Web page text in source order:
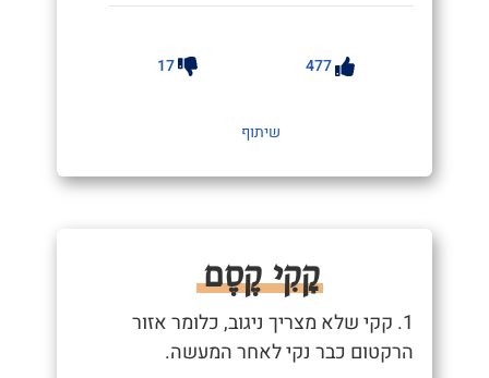
477
17
שיתוף
קָקִי קֶסֶם
1. קקי שלא מצריך ניגוב, כלומר אזור
הרקטום כבר נקי לאחר המעשה.